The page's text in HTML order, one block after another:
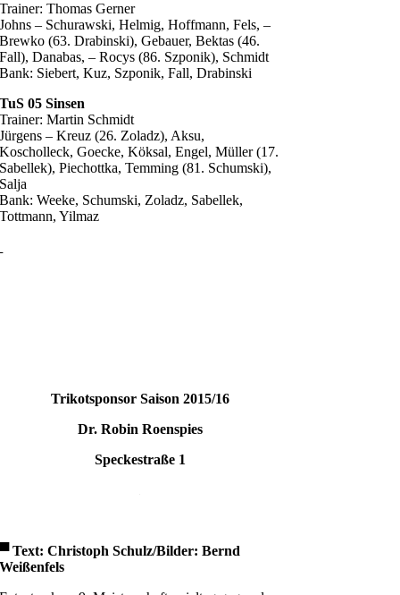
Trainer: Thomas Gerner
Johns – Schurawski, Helmig, Hoffmann, Fels, –
Brewko (63. Drabinski), Gebauer, Bektas (46.
Fall), Danabas, – Rocys (86. Szponik), Schmidt
Bank: Siebert, Kuz, Szponik, Fall, Drabinski
TuS 05 Sinsen
Trainer: Martin Schmidt
Jürgens – Kreuz (26. Zoladz), Aksu,
Koscholleck, Goecke, Köksal, Engel, Müller (17.
Sabellek), Piechottka, Temming (81. Schumski),
Salja
Bank: Weeke, Schumski, Zoladz, Sabellek,
Tottmann, Yilmaz
Trikotsponsor Saison 2015/16
Dr. Robin Roenspies
Speckestraße 1
▀Text: Christoph Schulz/Bilder: Bernd
Weißenfels